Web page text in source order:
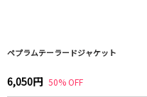
ペプラムテーラードジャケット
6,050円 50% OFF